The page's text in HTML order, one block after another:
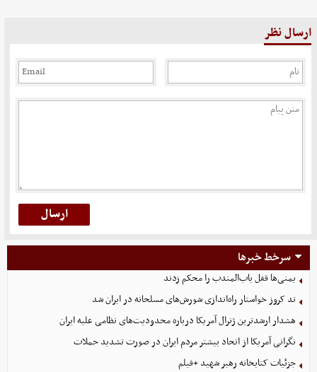
ارسال نظر
سرخط خبرها
یمنی‌ها قفل باب‌المندب را محکم زدند
تد کروز خواستار راه‌اندازی شورش‌های مسلحانه در ایران شد
هشدار ارشدترین ژنرال آمریکا درباره محدودیت‌های نظامی علیه ایران
نگرانی آمریکا از اتحاد بیشتر مردم ایران در صورت تشدید حملات
جزئیات کتابخانه رهبر شهید +فیلم